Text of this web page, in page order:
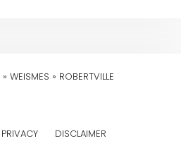
» WEISMES » ROBERTVILLE
PRIVACY DISCLAIMER